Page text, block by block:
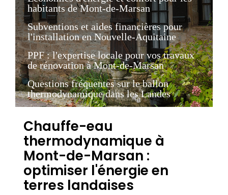
habitants de Mont-de-Marsan
Subventions et aides financières pour
l'installation en Nouvelle-Aquitaine
PPF : l'expertise locale pour vos travaux
de rénovation à Mont-de-Marsan
Questions fréquentes sur le ballon
thermodynamique dans les Landes
Chauffe-eau
thermodynamique à
Mont-de-Marsan :
optimiser l'énergie en
terres landaises